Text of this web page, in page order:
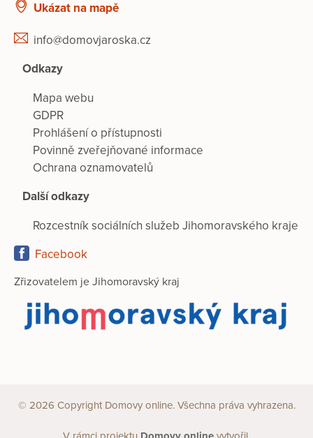
Ukázat na mapě
info@domovjaroska.cz
Odkazy
Mapa webu
GDPR
Prohlášení o přístupnosti
Povinně zveřejňované informace
Ochrana oznamovatelů
Další odkazy
Rozcestník sociálních služeb Jihomoravského kraje
Facebook
Zřizovatelem je Jihomoravský kraj
© 2026 Copyright Domovy online. Všechna práva vyhrazena.